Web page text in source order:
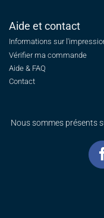
Aide et contact
Informations sur
Vérifier ma commande
Aide & FAQ
Contact
Nous sommes présents